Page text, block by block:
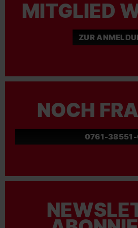
MITGLIED
ZUR
NOCH
0761-